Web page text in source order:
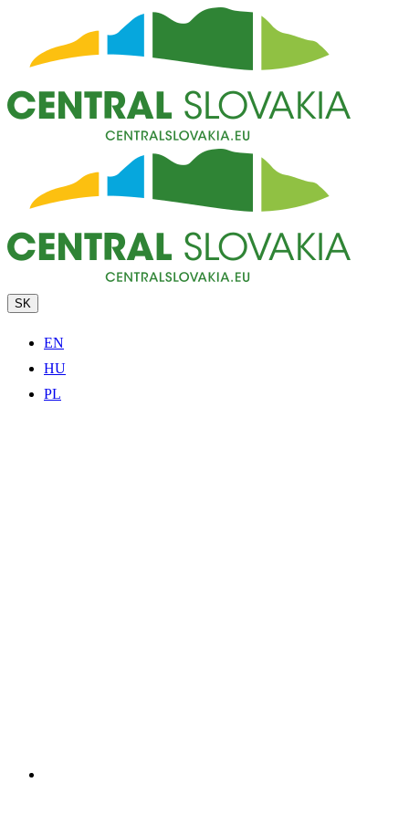
SK
EN
HU
PL